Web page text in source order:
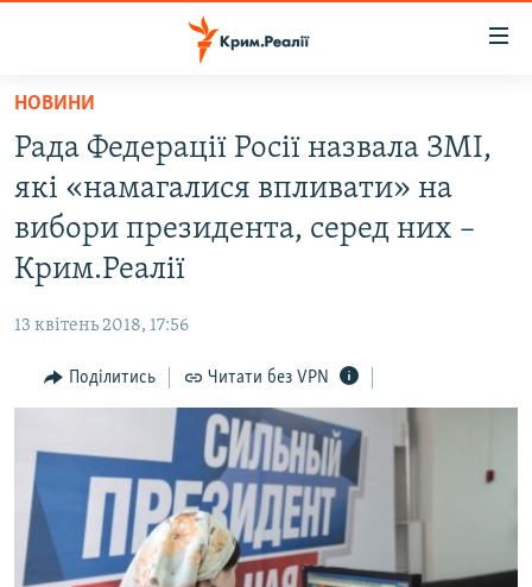
Перейти
основного
матеріалу
Перейти
до
основної
Перейти
пошуку
ВОДА.КРИМ
ВІДЕО ТА ФОТО
ПОЛІТИКА
ІНТЕРВ'Ю
СПЕЦПРОЕКТИ
ДЕПОРТАЦІЯ
ВІДЕОУРОКИ «ELIFBE»
ЯК ОБІЙТИ БЛОКУВАННЯ
Русский
НОВИНИ
Рада Федерації Росії назвала ЗМІ,
які «намагалися впливати» на
вибори президента, серед них –
Крим.Реалії
13 квітень 2018, 17:56
Поділитись Читати без VPN